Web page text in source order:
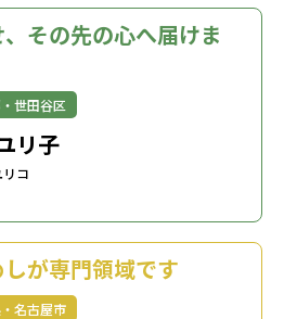
その先の心へ届けま
世田谷区
リ子
リコ
が専門領域です
名古屋市